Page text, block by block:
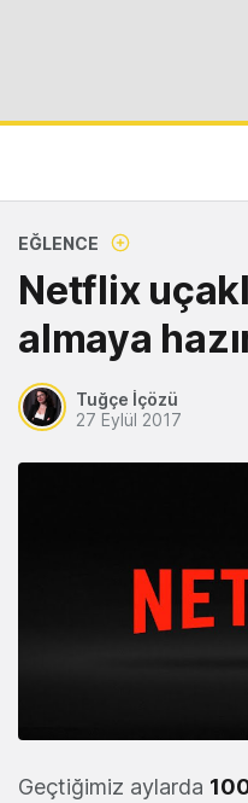
EĞLENCE
Netflix
almaya
Tuğçe İçözü
27 Eylül 2017
Geçtiğimiz aylarda